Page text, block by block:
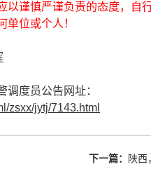
谨慎严谨负责的态度，自
位或个人！
调度员公告网址：
zsxx/jytj/7143.html
下一篇： 陕西